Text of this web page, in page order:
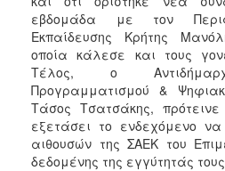
εβδομάδα με τον
Εκπαίδευσης Κρήτης
οποία κάλεσε και τους
Τέλος, ο
Προγραμματισμού &
Τάσος Τσατσάκης,
εξετάσει το ενδεχόμενο
αιθουσών της ΣΑΕΚ του
δεδομένης της εγγύτητάς